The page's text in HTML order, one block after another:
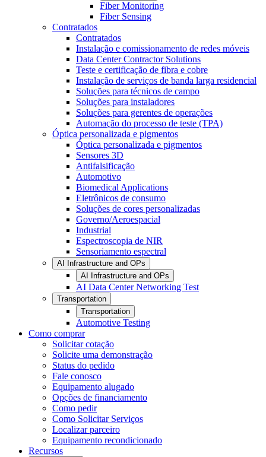
Fiber Monitoring
Fiber Sensing
Contratados
Contratados
Instalação e comissionamento de redes móveis
Data Center Contractor Solutions
Teste e certificação de fibra e cobre
Instalação de serviços de banda larga residencial
Soluções para técnicos de campo
Soluções para instaladores
Soluções para gerentes de operações
Automação do processo de teste (TPA)
Óptica personalizada e pigmentos
Óptica personalizada e pigmentos
Sensores 3D
Antifalsificação
Automotivo
Biomedical Applications
Eletrônicos de consumo
Soluções de cores personalizadas
Governo/Aeroespacial
Industrial
Espectroscopia de NIR
Sensoriamento espectral
AI Infrastructure and OPs
AI Infrastructure and OPs
AI Data Center Networking Test
Transportation
Transportation
Automotive Testing
Como comprar
Solicitar cotação
Solicite uma demonstração
Status do pedido
Fale conosco
Equipamento alugado
Opções de financiamento
Como pedir
Como Solicitar Serviços
Localizar parceiro
Equipamento recondicionado
Recursos